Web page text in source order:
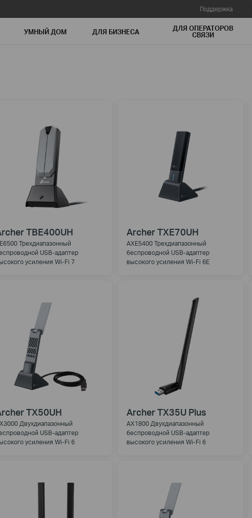
Поддержка
УМНЫЙ ДОМ ДЛЯ БИЗНЕСА ДЛЯ ОПЕРАТОРОВ
СВЯЗИ
TBE400UH
Трехдиапазонный
USB-адаптер
усиления Wi-Fi 7
Archer TXE70UH
AXE5400 Трехдиапазонный
беспроводной USB-адаптер
высокого усиления Wi-Fi 6E
TX50UH
Двухдиапазонный
USB-адаптер
усиления Wi-Fi 6
Archer TX35U Plus
AX1800 Двухдиапазонный
беспроводной USB-адаптер
высокого усиления Wi-Fi 6